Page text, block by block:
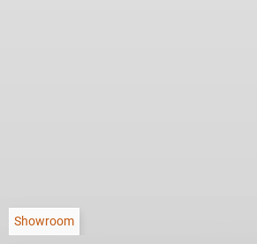
Showroom